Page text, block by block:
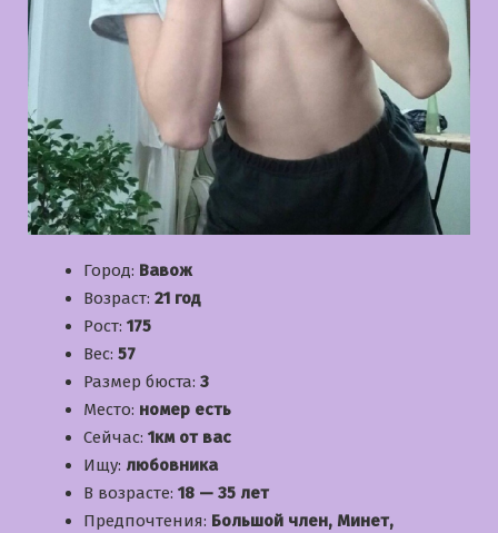
Город: Вавож
Возраст: 21 год
Рост: 175
Вес: 57
Размер бюста: 3
Место: номер есть
Сейчас: 1км от вас
Ищу: любовника
В возрасте: 18 — 35 лет
Предпочтения: Большой член, Минет,